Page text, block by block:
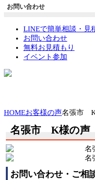
お問い合わせ
LINEで簡単相談・見
お問い合わせ
無料お見積もり
イベント参加
HOMEお客様の声名張市
名張市 K様の声
お問い合わせ・ご相